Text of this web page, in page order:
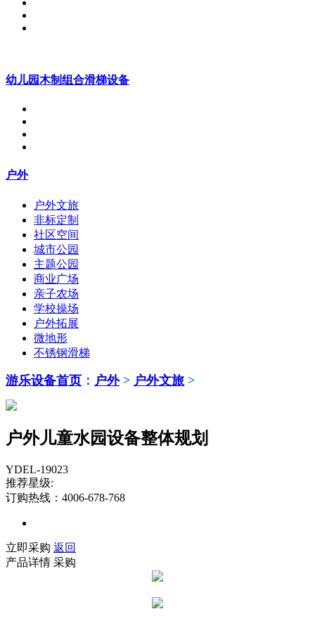
幼儿园木制组合滑梯设备
户外
户外文旅
非标定制
社区空间
城市公园
主题公园
商业广场
亲子农场
学校操场
户外拓展
微地形
不锈钢滑梯
游乐设备首页 ： 户外> 户外文旅 >
户外儿童水园设备整体规划
YDEL-19023
推荐星级:
订购热线：4006-678-768
立即采购 返回
产品详情 采购